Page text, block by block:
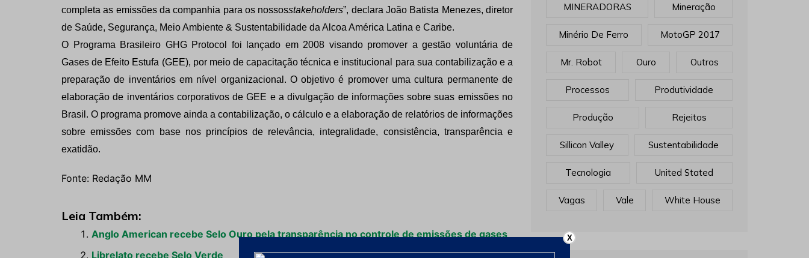
completa as emissões da companhia para os nossosstakeholders”, declara João Batista Menezes, diretor
de Saúde, Segurança, Meio Ambiente & Sustentabilidade da Alcoa América Latina e Caribe.
O Programa Brasileiro GHG Protocol foi lançado em 2008 visando promover a gestão voluntária de
Gases de Efeito Estufa (GEE), por meio de capacitação técnica e institucional para sua contabilização e a
preparação de inventários em nível organizacional. O objetivo é promover uma cultura permanente de
elaboração de inventários corporativos de GEE e a divulgação de informações sobre suas emissões no
Brasil. O programa promove ainda a contabilização, o cálculo e a elaboração de relatórios de informações
sobre emissões com base nos princípios de relevância, integralidade, consistência, transparência e
exatidão.
Fonte: Redação MM
Leia Também:
Anglo American recebe Selo Ouro pela transparência no controle de emissões de gases
Librelato recebe Selo Verde
MINERADORAS Mineração
Minério De Ferro MotoGP 2017
Mr. Robot Ouro Outros
Processos Produtividade
Produção Rejeitos
Sillicon Valley Sustentabilidade
Tecnologia United Stated
Vagas Vale White House
X